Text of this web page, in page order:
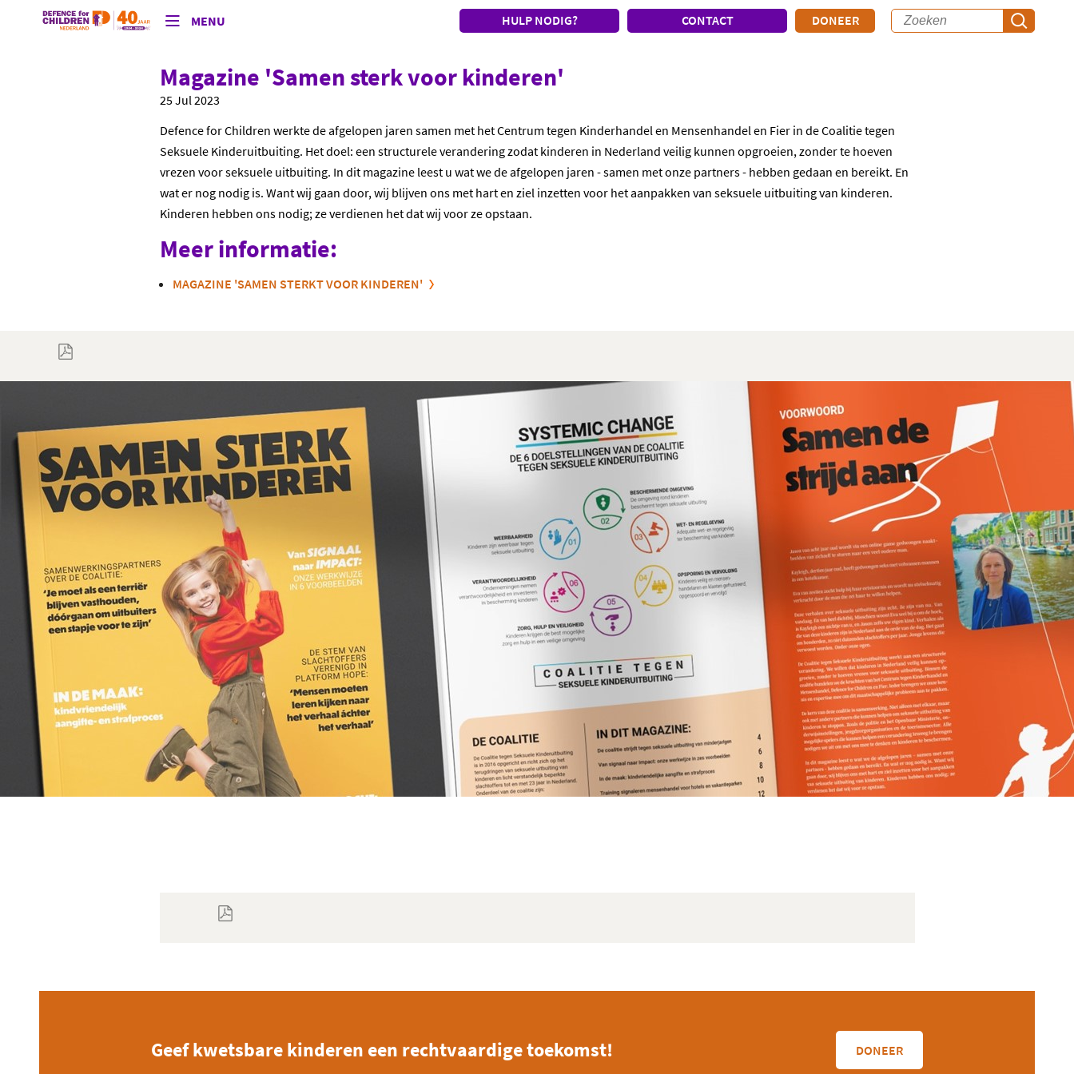
MENU HULP NODIG? CONTACT DONEER
Magazine 'Samen sterk voor kinderen'
25 Jul 2023
Defence for Children werkte de afgelopen jaren samen met het Centrum tegen Kinderhandel en Mensenhandel en Fier in de Coalitie tegen
Seksuele Kinderuitbuiting. Het doel: een structurele verandering zodat kinderen in Nederland veilig kunnen opgroeien, zonder te hoeven
vrezen voor seksuele uitbuiting. In dit magazine leest u wat we de afgelopen jaren - samen met onze partners - hebben gedaan en bereikt. En
wat er nog nodig is. Want wij gaan door, wij blijven ons met hart en ziel inzetten voor het aanpakken van seksuele uitbuiting van kinderen.
Kinderen hebben ons nodig; ze verdienen het dat wij voor ze opstaan.
Meer informatie:
MAGAZINE 'SAMEN STERKT VOOR KINDEREN'
Geef kwetsbare kinderen een rechtvaardige toekomst! DONEER